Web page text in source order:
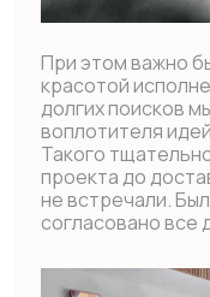
Контакты
ВКонтакте
‪+7 969 938
ООО «Эйва»
ИНН: 7801686602
Санкт-Петербург,
д. 13К, Бизнес-Центр